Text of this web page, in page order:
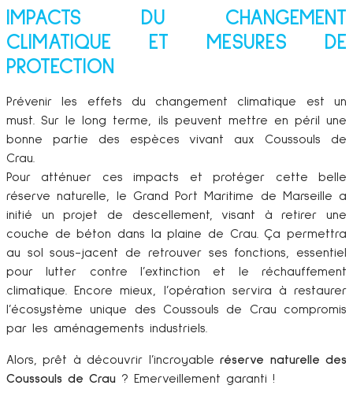
IMPACTS DU CHANGEMENT
CLIMATIQUE ET MESURES DE
PROTECTION
Prévenir les effets du changement climatique est un
must. Sur le long terme, ils peuvent mettre en péril une
bonne partie des espèces vivant aux Coussouls de
Crau.
Pour atténuer ces impacts et protéger cette belle
réserve naturelle, le Grand Port Maritime de Marseille a
initié un projet de descellement, visant à retirer une
couche de béton dans la plaine de Crau. Ça permettra
au sol sous-jacent de retrouver ses fonctions, essentiel
pour lutter contre l’extinction et le réchauffement
climatique. Encore mieux, l’opération servira à restaurer
l’écosystème unique des Coussouls de Crau compromis
par les aménagements industriels.
Alors, prêt à découvrir l’incroyableréserve naturelle des
Coussouls de Crau ? Emerveillement garanti !